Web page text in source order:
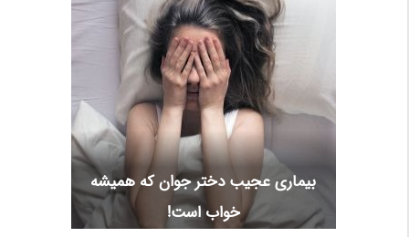
بیماری عجیب دختر جوان که همیشه
خواب است!